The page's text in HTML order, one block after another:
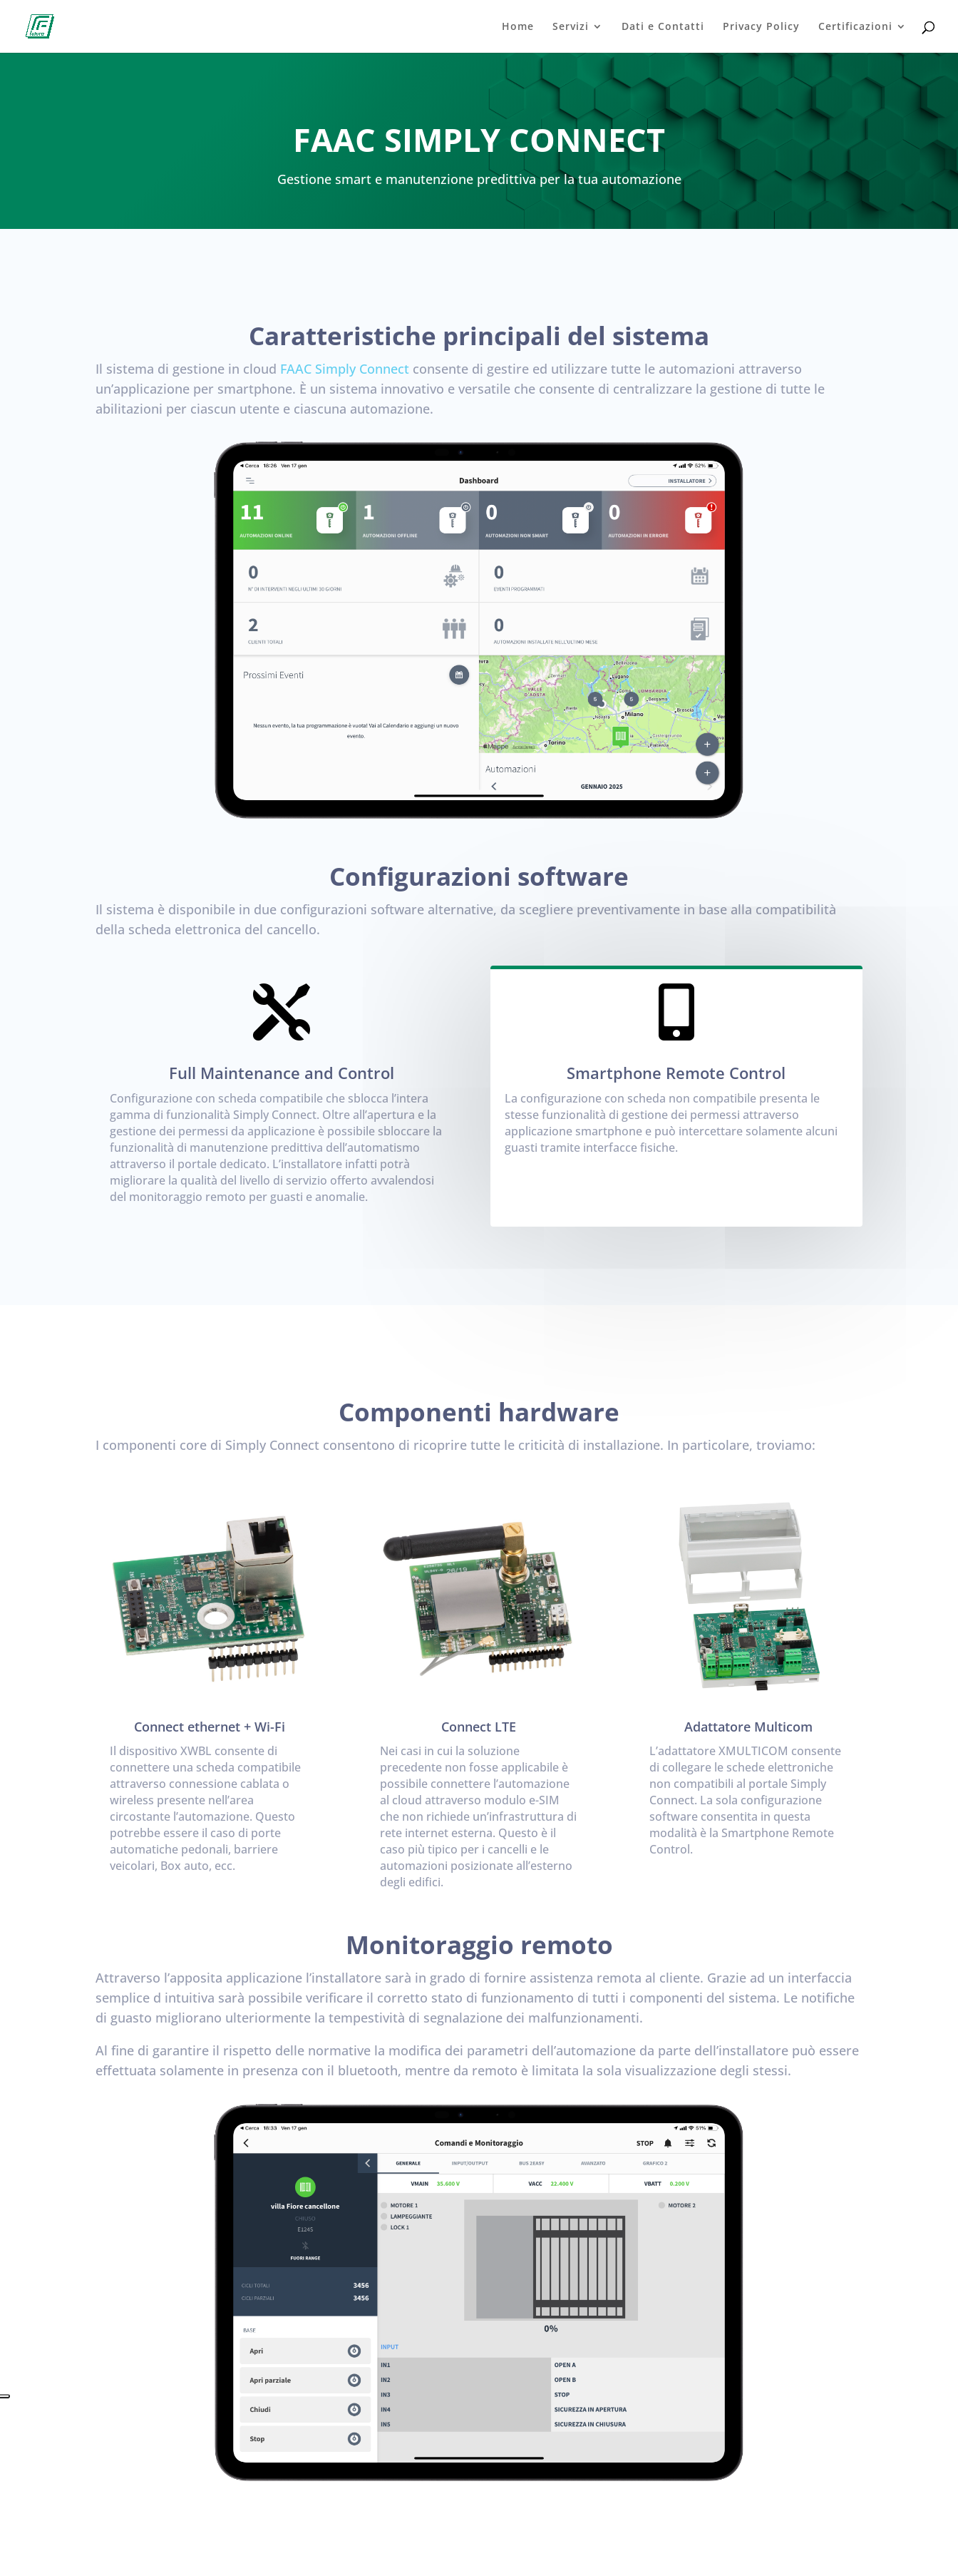
Home Servizi Dati e Contatti Privacy Policy Certificazioni
FAAC SIMPLY CONNECT
Gestione smart e manutenzione predittiva per la tua automazione
Caratteristiche principali del sistema
Il sistema di gestione in cloud FAAC Simply Connect consente di gestire ed utilizzare tutte le automazioni attraverso
un’applicazione per smartphone. È un sistema innovativo e versatile che consente di centralizzare la gestione di tutte le
abilitazioni per ciascun utente e ciascuna automazione.
Configurazioni software
Il sistema è disponibile in due configurazioni software alternative, da scegliere preventivamente in base alla compatibilità
della scheda elettronica del cancello.

Full Maintenance and Control
Configurazione con scheda compatibile che sblocca l’intera
gamma di funzionalità Simply Connect. Oltre all’apertura e la
gestione dei permessi da applicazione è possibile sbloccare la
funzionalità di manutenzione predittiva dell’automatismo
attraverso il portale dedicato. L’installatore infatti potrà
migliorare la qualità del livello di servizio offerto avvalendosi
del monitoraggio remoto per guasti e anomalie.

Smartphone Remote Control
La configurazione con scheda non compatibile presenta le
stesse funzionalità di gestione dei permessi attraverso
applicazione smartphone e può intercettare solamente alcuni
guasti tramite interfacce fisiche.
Componenti hardware
I componenti core di Simply Connect consentono di ricoprire tutte le criticità di installazione. In particolare, troviamo:
Connect ethernet + Wi-Fi
Il dispositivo XWBL consente di
connettere una scheda compatibile
attraverso connessione cablata o
wireless presente nell’area
circostante l’automazione. Questo
potrebbe essere il caso di porte
automatiche pedonali, barriere
veicolari, Box auto, ecc.
Connect LTE
Nei casi in cui la soluzione
precedente non fosse applicabile è
possibile connettere l’automazione
al cloud attraverso modulo e-SIM
che non richiede un’infrastruttura di
rete internet esterna. Questo è il
caso più tipico per i cancelli e le
automazioni posizionate all’esterno
degli edifici.
Adattatore Multicom
L’adattatore XMULTICOM consente
di collegare le schede elettroniche
non compatibili al portale Simply
Connect. La sola configurazione
software consentita in questa
modalità è la Smartphone Remote
Control.
Monitoraggio remoto
Attraverso l’apposita applicazione l’installatore sarà in grado di fornire assistenza remota al cliente. Grazie ad un interfaccia
semplice d intuitiva sarà possibile verificare il corretto stato di funzionamento di tutti i componenti del sistema. Le notifiche
di guasto migliorano ulteriormente la tempestività di segnalazione dei malfunzionamenti.
Al fine di garantire il rispetto delle normative la modifica dei parametri dell’automazione da parte dell’installatore può essere
effettuata solamente in presenza con il bluetooth, mentre da remoto è limitata la sola visualizzazione degli stessi.